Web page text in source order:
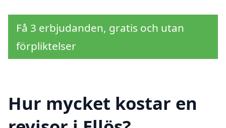
Få 3 erbjudanden, gratis och utan
förpliktelser
Hur mycket kostar en